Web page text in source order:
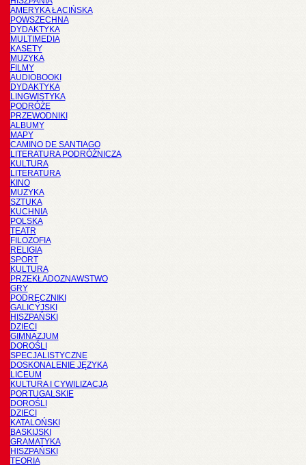
AMERYKA ŁACIŃSKA
POWSZECHNA
DYDAKTYKA
MULTIMEDIA
KASETY
MUZYKA
FILMY
AUDIOBOOKI
DYDAKTYKA
LINGWISTYKA
PODRÓŻE
PRZEWODNIKI
ALBUMY
MAPY
CAMINO DE SANTIAGO
LITERATURA PODRÓŻNICZA
KULTURA
LITERATURA
KINO
MUZYKA
SZTUKA
KUCHNIA
POLSKA
TEATR
FILOZOFIA
RELIGIA
SPORT
KULTURA
PRZEKŁADOZNAWSTWO
GRY
PODRĘCZNIKI
GALICYJSKI
HISZPAŃSKI
DZIECI
GIMNAZJUM
DOROŚLI
SPECJALISTYCZNE
DOSKONALENIE JĘZYKA
LICEUM
KULTURA I CYWILIZACJA
PORTUGALSKIE
DOROŚLI
DZIECI
KATALOŃSKI
BASKIJSKI
GRAMATYKA
HISZPAŃSKI
TEORIA